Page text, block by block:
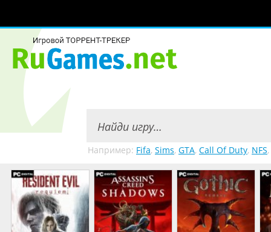
Например: Fifa, Sims, GTA, Call Of Duty, NFS,